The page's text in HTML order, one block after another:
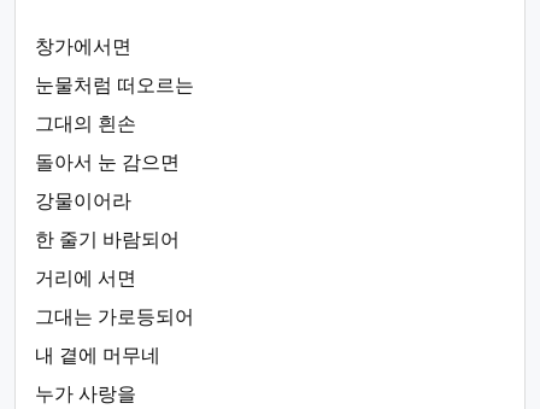
창가에서면
눈물처럼 떠오르는
그대의 흰손
돌아서 눈 감으면
강물이어라
한 줄기 바람되어
거리에 서면
그대는 가로등되어
내 곁에 머무네
누가 사랑을